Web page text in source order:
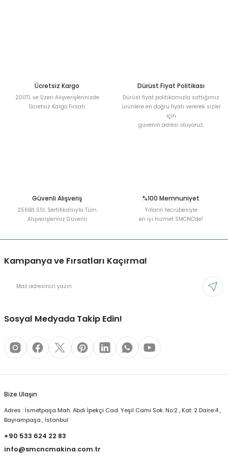
Ücretsiz Kargo
200TL ve Üzeri Alışverişlerinizde
Ücretsiz Kargo Fırsatı
Dürüst Fiyat Politikası
Dürüst fiyat politikamızla sattığımız
ürünlere en doğru fiyatı vererek sizler
için
güvenin adresi oluyoruz.
Güvenli Alışveriş
256Bit SSL Sertifikalsıyla Tüm
Alışverişleriniz Güvenli
%100 Memnuniyet
Yılların tecrübesiyle
en iyi hizmet SMCNC'de!
Kampanya ve Fırsatları Kaçırma!
Sosyal Medyada Takip Edin!
Bize Ulaşın
Adres : İsmetpaşa Mah. Abdi İpekçi Cad. Yeşil Cami Sok. No:2 , Kat: 2 Daire:4 ,
Bayrampaşa , İstanbul
+90 533 624 22 83
info@smcncmakina.com.tr